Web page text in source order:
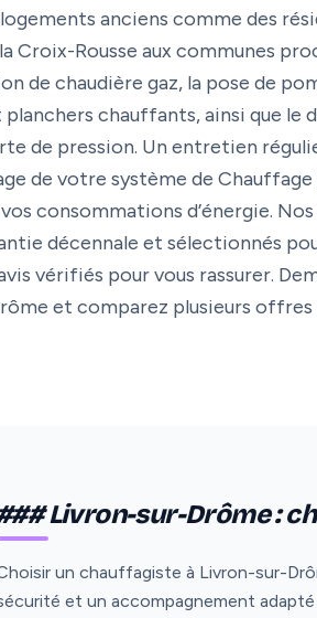
anciens comme des
Croix-Rousse aux communes
de chaudière gaz, la pose de
chauffants, ainsi que le
de pression. Un entretien
de votre système de
consommations d’énergie.
décennale et sélectionnés
vérifiés pour vous rassurer.
et comparez plusieurs
Livron-sur-Drôme :
un chauffagiste à Livron-sur-
et un accompagnement